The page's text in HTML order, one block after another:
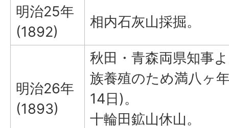
明治25年
(1892)
相内石灰山採掘。
明治26年
(1893)
秋田・青森両県知事
族養殖のため満八ヶ
14日)。
十輪田鉱山休山。